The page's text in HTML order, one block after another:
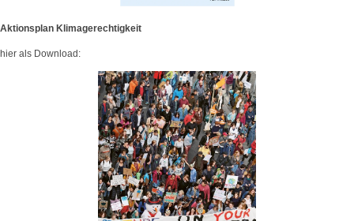
Aktionsplan Klimagerechtigkeit
hier als Download: